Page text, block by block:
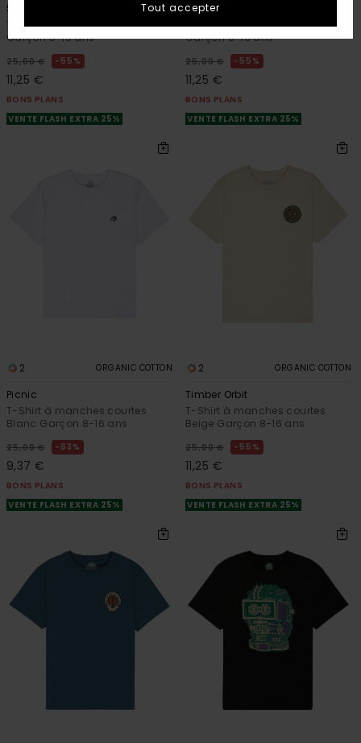
Swamps
T-Shirt à manches courtes Gris
Garçon 8-16 ans
25,00 € 55%
11,25 €
BONS PLANS
VENTE FLASH EXTRA 25%
Lakeside
T-Shirt à manches courtes Noir
Garçon 8-16 ans
25,00 € 55%
11,25 €
BONS PLANS
VENTE FLASH EXTRA 25%
2 ORGANIC COTTON
Picnic
T-Shirt à manches courtes
Blanc Garçon 8-16 ans
25,00 € 63%
9,37 €
BONS PLANS
VENTE FLASH EXTRA 25%
2 ORGANIC COTTON
Timber Orbit
T-Shirt à manches courtes
Beige Garçon 8-16 ans
25,00 € 55%
11,25 €
BONS PLANS
VENTE FLASH EXTRA 25%
Tout accepter